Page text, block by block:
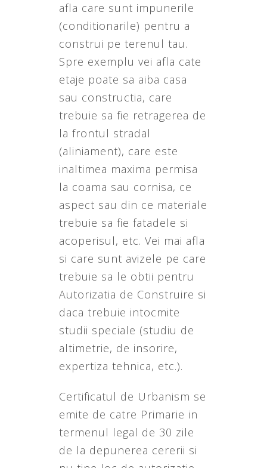
afla care sunt impunerile
(conditionarile) pentru a
construi pe terenul tau.
Spre exemplu vei afla cate
etaje poate sa aiba casa
sau constructia, care
trebuie sa fie retragerea de
la frontul stradal
(aliniament), care este
inaltimea maxima permisa
la coama sau cornisa, ce
aspect sau din ce materiale
trebuie sa fie fatadele si
acoperisul, etc. Vei mai afla
si care sunt avizele pe care
trebuie sa le obtii pentru
Autorizatia de Construire si
daca trebuie intocmite
studii speciale (studiu de
altimetrie, de insorire,
expertiza tehnica, etc.).
Certificatul de Urbanism se
emite de catre Primarie in
termenul legal de 30 zile
de la depunerea cererii si